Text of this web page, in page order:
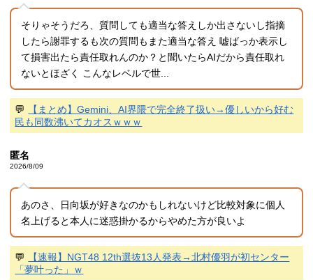
そりゃそうだろ、質問しても適当な答えしか出さないし指摘
したら謝罪するも次の質問もまた適当な答え 嘘ばっか表示し
て損害出たら責任取れんのか？と聞いたらAIだから責任取れ
ないとほざく こんなレベルで世...
💬
【まとめ】Gemini、AI界隈で完全終了扱い→優しいから好む
民も同数沸いてカオスｗｗｗ
匿名
2026/8/09
あのさ、日向坂が好きなのかもしれないけど比較対象に個人
名上げると本人に迷惑掛かるからやめた方が良いよ
💬
【速報】NGT48 12th選抜13人発表→北村優羽が初センター
「夢叶った」ｗ